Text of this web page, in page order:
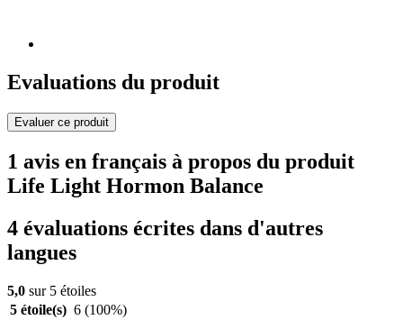
Evaluations du produit
Evaluer ce produit
1 avis en français à propos du produit
Life Light Hormon Balance
4 évaluations écrites dans d'autres
langues
5,0 sur 5 étoiles
5 étoile(s) 6 (100%)